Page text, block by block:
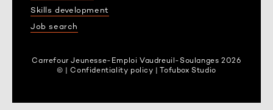
Skills development
Job search
Carrefour Jeunesse-Emploi Vaudreuil-Soulanges 2026
© | Confidentiality policy | Tofubox Studio